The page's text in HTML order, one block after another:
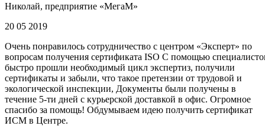
Николай, предприятие «МегаМ»
20 05 2019
Очень понравилось сотрудничество с центром «Эксперт» по
вопросам получения сертификата ISO С помощью
быстро прошли необходимый цикл экспертиз, получили
сертификаты и забыли, что такое претензии от трудовой и
экологической инспекции, Документы были получены в
течение 5-ти дней с курьерской доставкой в офис. Огромное
спасибо за помощь! Обдумываем идею получить сертификат
ИСМ в Центре.